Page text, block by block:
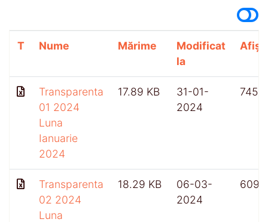
T Nume Mărime
Modificat
la
Transparenta
01 2024
Luna
Ianuarie
2024
17.89 KB
31-01-
2024
745
Transparenta
02 2024
Luna
18.29 KB
06-03-
2024
609